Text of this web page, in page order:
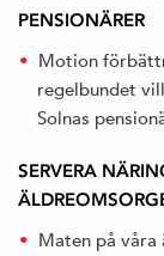
PENSIONÄRER
Motion
regelbundet
Solnas
SERVERA
Maten på våra